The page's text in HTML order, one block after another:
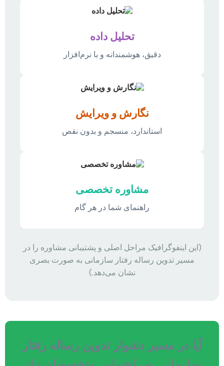
تحلیل داده
دقیق، هوشمندانه و با نرم‌افزار
نگارش و ویرایش
استاندارد، منسجم و بدون نقص
مشاوره تخصصی
راهنمای شما در هر گام
(این اینفوگرافیک مراحل اصلی و پشتیبانی مشاوره را در
مسیر تدوین رساله رفتار سازمانی به صورت بصری
نشان می‌دهد.)
آیا در مسیر دشوار تدوین رساله رفتار